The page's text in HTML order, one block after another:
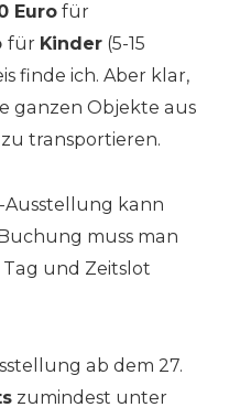
Euro für
für Kinder (5-15
finde ich. Aber klar,
ganzen Objekte aus
transportieren.
Ausstellung kann
muss man
und Zeitslot
ab dem 27.
zumindest unter